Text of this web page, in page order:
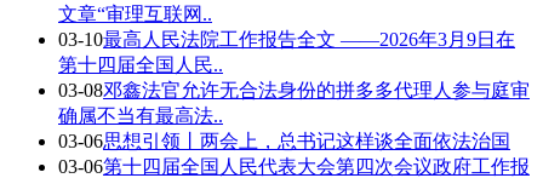
文章“审理互联网..
03-10最高人民法院工作报告全文 ——2026年3月9日在
第十四届全国人民..
03-08邓鑫法官允许无合法身份的拼多多代理人参与庭审
确属不当有最高法..
03-06思想引领丨两会上，总书记这样谈全面依法治国
03-06第十四届全国人民代表大会第四次会议政府工作报